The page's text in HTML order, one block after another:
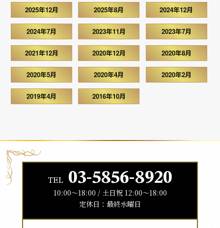
2025年12月 2025年8月 2024年12月
2024年7月 2023年11月 2023年7月
2021年12月 2020年12月 2020年8月
2020年5月 2020年4月 2020年2月
2019年4月 2016年10月
TEL 03-5856-8920
10:00〜18:00 / 土日祝 12:00〜18:00
定休日：最終水曜日